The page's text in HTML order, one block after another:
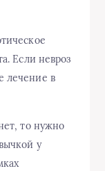
Если невроз
лечение в
то нужно
у